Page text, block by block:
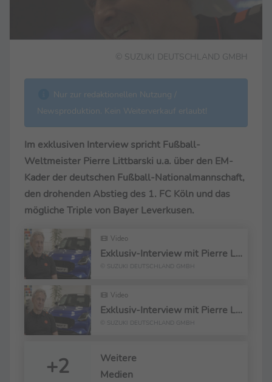
© SUZUKI DEUTSCHLAND GMBH
Nur zur redaktionellen Nutzung /
Newsproduktion. Kein Weiterverkauf erlaubt!
Im exklusiven Interview spricht Fußball-
Weltmeister Pierre Littbarski u.a. über den EM-
Kader der deutschen Fußball-Nationalmannschaft,
den drohenden Abstieg des 1. FC Köln und das
mögliche Triple von Bayer Leverkusen.
Video
Exklusiv-Interview mit Pierre Littbarski zur Heim-EM 2024
© SUZUKI DEUTSCHLAND GMBH
Video
Exklusiv-Interview mit Pierre Littbarski zum 1. FC Köln und Bayer Leverkusen
© SUZUKI DEUTSCHLAND GMBH
+2
Weitere
Medien